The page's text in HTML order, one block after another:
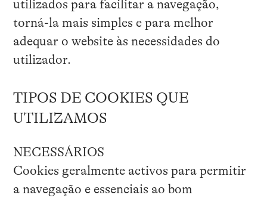
utilizados para facilitar a navegação,
torná-la mais simples e para melhor
adequar o website às necessidades do
utilizador.
TIPOS DE COOKIES QUE
UTILIZAMOS
NECESSÁRIOS
Cookies geralmente activos para permitir
a navegação e essenciais ao bom